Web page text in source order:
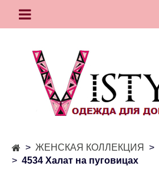
ЖЕНСКАЯ КОЛЛЕКЦИЯ
4534 Халат на пуговицах